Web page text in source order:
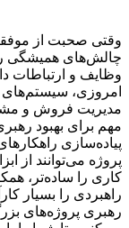
وقتی صحبت از
چالش‌های همیشگی
وظایف و ارتباطات
امروزی، سیستم‌های
مدیریت فروش و
مهم برای بهبود
پیاده‌سازی
پروژه می‌توانند از
کاری را ساده‌تر،
رهبری پروژه‌های